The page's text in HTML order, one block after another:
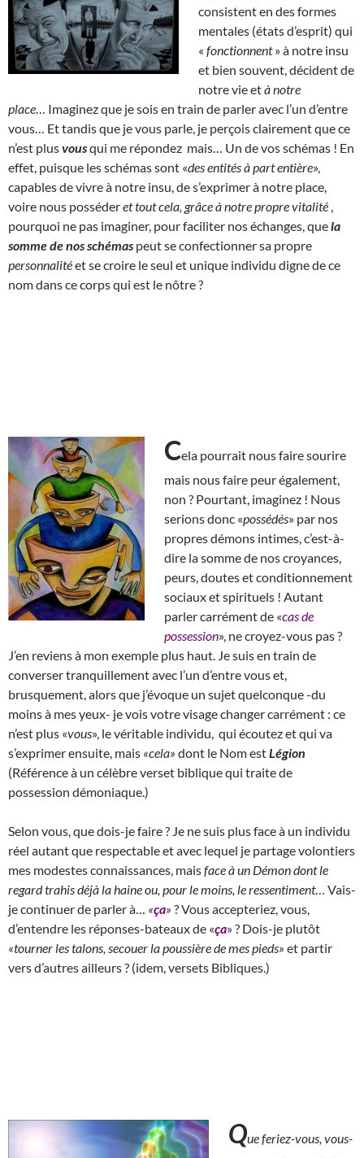
consistent en des formes
mentales (états d’esprit) qui
« fonctionnent» à notre insu
et bien souvent, décident de
notre vie età notre
place … Imaginez que je sois en train de parler avec l’un d’entre
vous… Et tandis que je vous parle, je perçois clairement que ce
n’est plusvousqui me répondez mais… Un de vos schémas ! En
effet, puisque les schémas sont «des entités à part entière»,
capables de vivre à notre insu, de s’exprimer à notre place,
voire nous posséderet tout cela, grâce à notre propre vitalité
pourquoi ne pas imaginer, pour faciliter nos échanges, quela
somme de nos schémas peut se confectionner sa propre
personnalitéet se croire le seul et unique individu digne de ce
nom dans ce corps qui est le nôtre ?
Cela pourrait nous faire sourire
mais nous faire peur également,
non ? Pourtant, imaginez ! Nous
serions donc «possédés» par nos
propres démons intimes, c’est-à-
dire la somme de nos croyances,
peurs, doutes et conditionnement
sociaux et spirituels ! Autant
parler carrément de «cas de
possession», ne croyez-vous pas ?
J’en reviens à mon exemple plus haut. Je suis en train de
converser tranquillement avec l’un d’entre vous et,
brusquement, alors que j’évoque un sujet quelconque -du
moins à mes yeux- je vois votre visage changer carrément : ce
n’est plus «vous», le véritable individu, qui écoutez et qui va
s’exprimer ensuite, mais «cela» dont le Nom estLégion
(Référence à un célèbre verset biblique qui traite de
possession démoniaque.)
Selon vous, que dois-je faire ? Je ne suis plus face à un individu
réel autant que respectable et avec lequel je partage volontiers
mes modestes connaissances, maisface à un Démon dont le
regard trahis déjà la haine ou, pour le moins, le ressentiment… Vais-
je continuer de parler à… «ça» ? Vous accepteriez, vous,
d’entendre les réponses-bateaux de «ça» ? Dois-je plutôt
«tourner les talons, secouer la poussière de mes pieds» et partir
vers d’autres ailleurs ? (idem, versets Bibliques.)
Que feriez-vous, vous-